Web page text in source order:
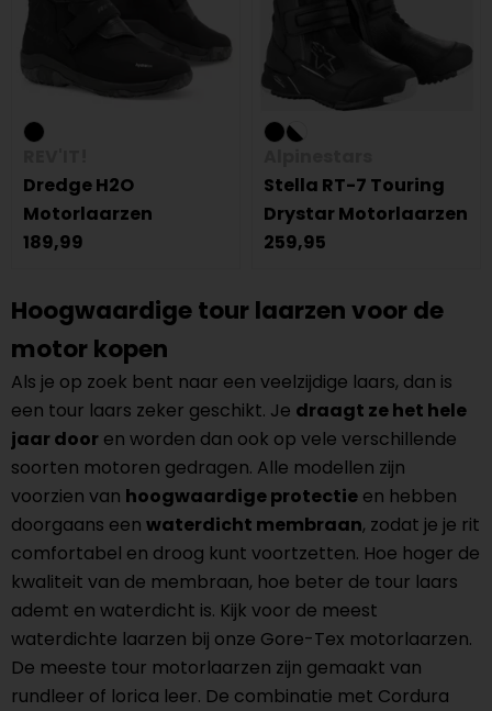
Dredge H2O
Motorlaarzen
189,99
Stella RT-7 Touring
Drystar Motorlaarzen
259,95
Hoogwaardige tour laarzen voor de
motor kopen
Als je op zoek bent naar een veelzijdige laars, dan is
een tour laars zeker geschikt. Je draagt ze het hele
jaar door en worden dan ook op vele verschillende
soorten motoren gedragen. Alle modellen zijn
voorzien van hoogwaardige protectie en hebben
doorgaans een waterdicht membraan, zodat je je rit
comfortabel en droog kunt voortzetten. Hoe hoger de
kwaliteit van de membraan, hoe beter de tour laars
ademt en waterdicht is. Kijk voor de meest
waterdichte laarzen bij onze Gore-Tex motorlaarzen.
De meeste tour motorlaarzen zijn gemaakt van
rundleer of lorica leer. De combinatie met Cordura